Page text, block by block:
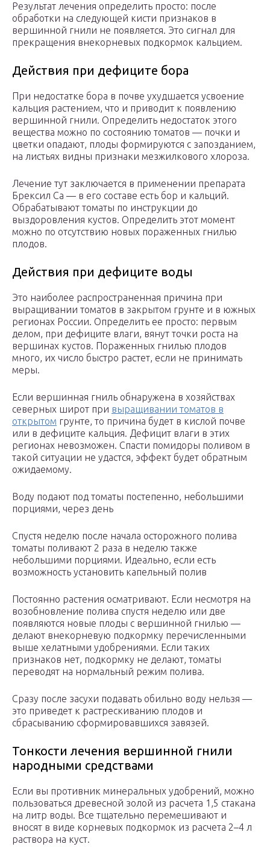
Результат лечения определить просто: после
обработки на следующей кисти признаков в
вершинной гнили не появляется. Это сигнал для
прекращения внекорневых подкормок кальцием.
Действия при дефиците бора
При недостатке бора в почве ухудшается усвоение
кальция растением, что и приводит к появлению
вершинной гнили. Определить недостаток этого
вещества можно по состоянию томатов — почки и
цветки опадают, плоды формируются с запозданием,
на листьях видны признаки мезжилкового хлороза.
Лечение тут заключается в применении препарата
Брексил Ca — в его составе есть бор и кальций.
Обрабатывают томаты по инструкции до
выздоровления кустов. Определить этот момент
можно по отсутствию новых пораженных гнилью
плодов.
Действия при дефиците воды
Это наиболее распространенная причина при
выращивании томатов в закрытом грунте и в южных
регионах России. Определить ее просто: первым
делом, при дефиците влаги, вянут точки роста на
вершинах кустов. Пораженных гнилью плодов
много, их число быстро растет, если не принимать
меры.
Если вершинная гниль обнаружена в хозяйствах
северных широт при выращивании томатов в
открытом грунте, то причина будет в кислой почве
или в дефиците кальция. Дефицит влаги в этих
регионах невозможен. Спасти помидоры поливом в
такой ситуации не удастся, эффект будет обратным
ожидаемому.
Воду подают под томаты постепенно, небольшими
порциями, через день
Спустя неделю после начала осторожного полива
томаты поливают 2 раза в неделю также
небольшими порциями. Идеально, если есть
возможность установить капельный полив
Постоянно растения осматривают. Если несмотря на
возобновление полива спустя неделю или две
появляются новые плоды с вершинной гнилью —
делают внекорневую подкормку перечисленными
выше хелатными удобрениями. Если таких
признаков нет, подкормку не делают, томаты
переводят на нормальный режим полива.
Сразу после засухи подавать обильно воду нельзя —
это приведет к растрескиванию плодов и
сбрасыванию сформировавшихся завязей.
Тонкости лечения вершинной гнили
народными средствами
Если вы противник минеральных удобрений, можно
пользоваться древесной золой из расчета 1,5 стакана
на литр воды. Все тщательно перемешивают и
вносят в виде корневых подкормок из расчета 2–4 л
раствора на куст.